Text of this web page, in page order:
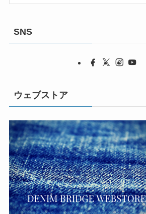
SNS
ウェブストア